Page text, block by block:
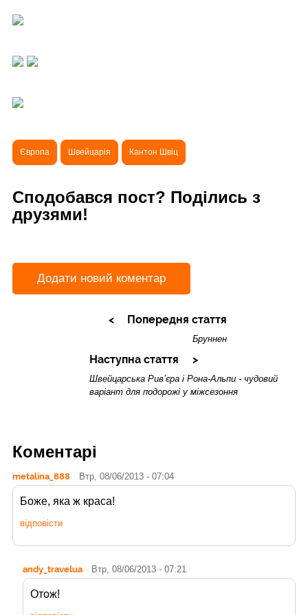
Європа Швейцарія Кантон Швіц
Сподобався пост? Поділись з
друзями!
Додати новий коментар
Попередня стаття
Бруннен
Наступна стаття
Швейцарська Рив’єра і Рона-Альпи - чудовий
варіант для подорожі у міжсезоння
Коментарі
metalina_888 Втр, 08/06/2013 - 07:04
Боже, яка ж краса!
відповісти
andy_travelua Втр, 08/06/2013 - 07:21
Отож!